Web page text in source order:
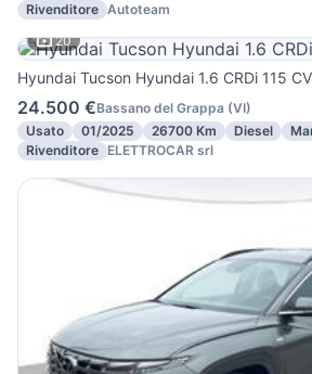
Rivenditore Autoteam
20
Hyundai Tucson Hyundai 1.6 CRDi 115
24.500 €Bassano del Grappa (VI)
Usato
01/2025 26700 Km Diesel
Rivenditore ELETTROCAR srl